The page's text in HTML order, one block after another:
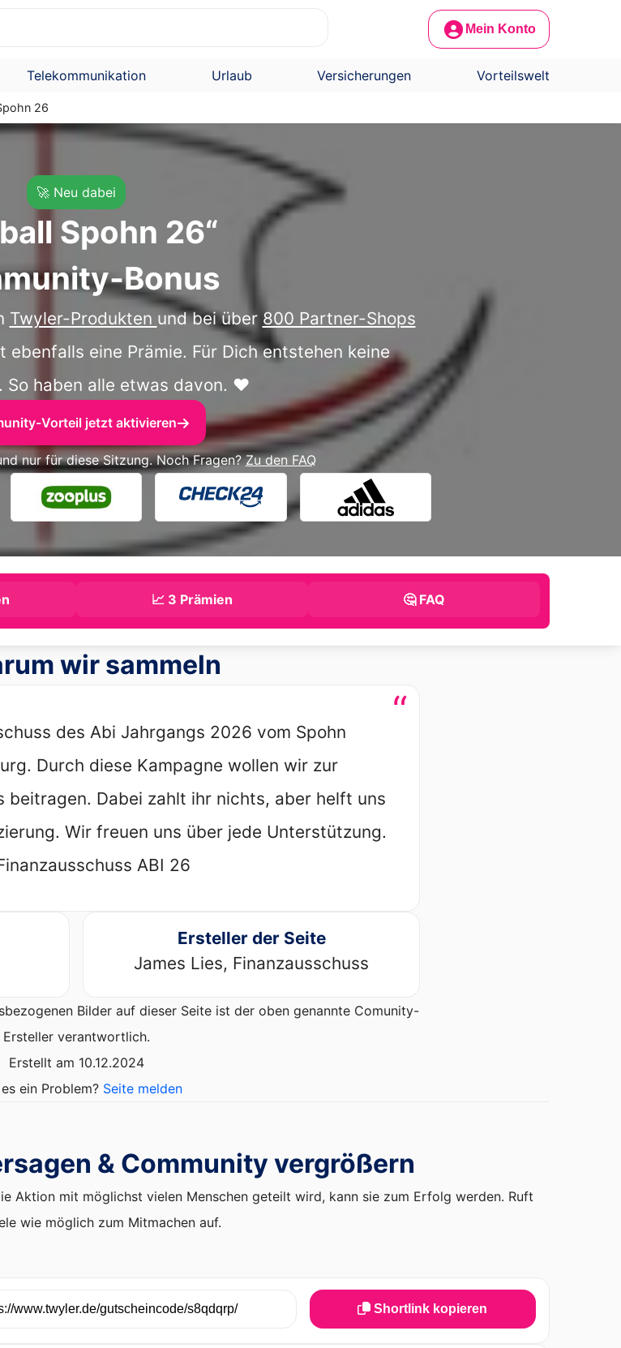
Mein Konto
Telekommunikation Urlaub Versicherungen Vorteilswelt
26
🚀 Neu dabei
Spohn 26“
Bonus
Twyler-Produkten und bei über 800 Partner-Shops
ebenfalls eine Prämie. Für Dich entstehen keine
So haben alle etwas davon. ❤️
Vorteil jetzt aktivieren
nur für diese Sitzung. Noch Fragen?Zu den FAQ
📈 3 Prämien 🤔 FAQ
wir sammeln
“
des Abi Jahrgangs 2026 vom Spohn
Durch diese Kampagne wollen wir zur
beitragen. Dabei zahlt ihr nichts, aber helft uns
Wir freuen uns über jede Unterstützung.
ABI 26
Ersteller der Seite
James Lies, Finanzausschuss
Bilder auf dieser Seite ist der oben genannte Comunity-
Ersteller verantwortlich.
Erstellt am 10.12.2024
ein Problem? Seite melden
& Community vergrößern
Aktion mit möglichst vielen Menschen geteilt wird, kann sie zum Erfolg werden. Ruft
wie möglich zum Mitmachen auf.
Shortlink kopieren